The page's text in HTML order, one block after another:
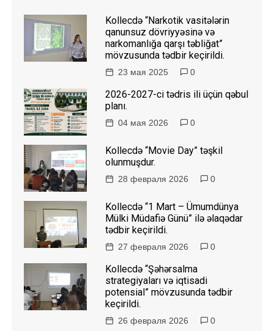
Kollecdə “Narkotik vasitələrin
qanunsuz dövriyyəsinə və
narkomanlığa qarşı təbliğat”
mövzusunda tədbir keçirildi.
23 мая 2025 0
2026-2027-ci tədris ili üçün qəbul
planı.
04 мая 2026 0
Kollecdə “Movie Day” təşkil
olunmuşdur.
28 февраля 2026 0
Kollecdə “1 Mart – Ümumdünya
Mülki Müdafiə Günü” ilə əlaqədar
tədbir keçirildi.
27 февраля 2026 0
Kollecdə “Şəhərsalma
strategiyaları və iqtisadi
potensial” mövzusunda tədbir
keçirildi.
26 февраля 2026 0